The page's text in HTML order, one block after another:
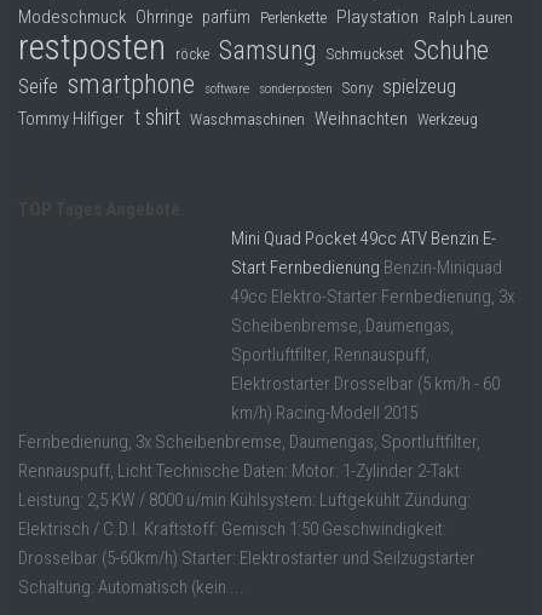
Modeschmuck Ohrringe parfüm Perlenkette Playstation Ralph Lauren
restposten röcke Samsung Schmuckset Schuhe
Seife smartphone software sonderposten Sony spielzeug
Tommy Hilfiger t shirt Waschmaschinen Weihnachten Werkzeug
Mini Quad Pocket 49cc ATV Benzin E-
Start Fernbedienung Benzin-Miniquad
49cc Elektro-Starter Fernbedienung, 3x
Scheibenbremse, Daumengas,
Sportluftfilter, Rennauspuff,
Elektrostarter Drosselbar (5 km/h - 60
km/h) Racing-Modell 2015
Fernbedienung, 3x Scheibenbremse, Daumengas, Sportluftfilter,
Rennauspuff, Licht Technische Daten: Motor: 1-Zylinder 2-Takt
Leistung: 2,5 KW / 8000 u/min Kühlsystem: Luftgekühlt Zündung:
Elektrisch / C.D.I. Kraftstoff: Gemisch 1:50 Geschwindigkeit:
Drosselbar (5-60km/h) Starter: Elektrostarter und Seilzugstarter
Schaltung: Automatisch (kein ...